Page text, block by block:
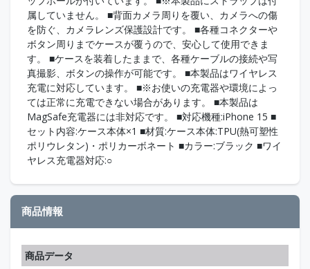
属していません。 ■背面カメラ周りを覆い、カメラへの傷
を防ぐ、カメラレンズ保護設計です。 ■各種コネクターや
ボタン周りまでケースが覆うので、安心して使用できま
す。 ■ケースを装着したままで、各種ケーブルの接続や写
真撮影、ボタンの操作が可能です。 ■本製品はワイヤレス
充電に対応しています。 ■※お使いの充電器や環境によっ
ては正常に充電できない場合があります。 ■本製品は
MagSafe充電器には非対応です。 ■対応機種:iPhone 15 ■
セット内容:ケース本体×1 ■材質:ケース本体:TPU(熱可塑性
ポリウレタン)・ポリカーボネート ■カラー:ブラック ■ワイ
ヤレス充電器対応:○
商品情報
商品データ